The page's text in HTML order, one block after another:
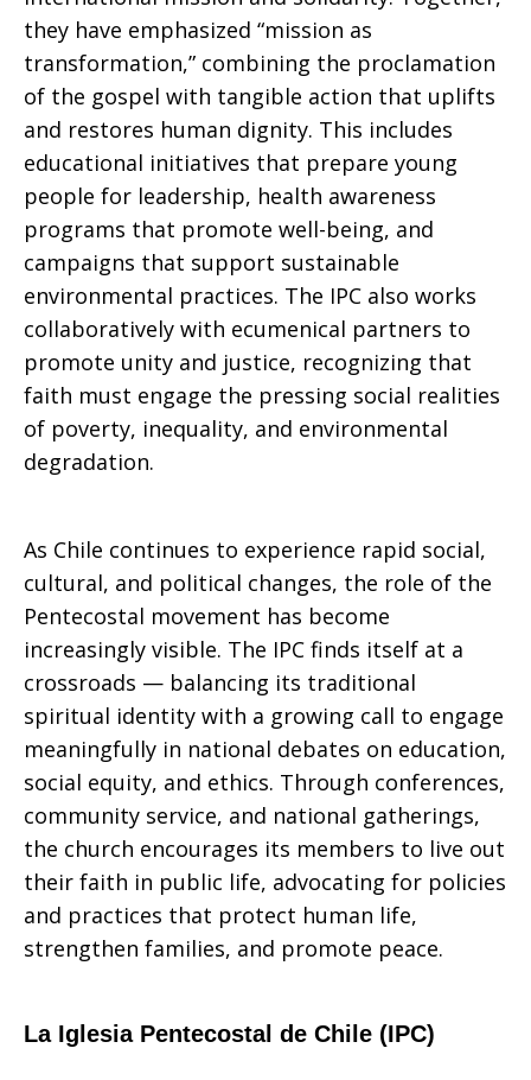
they have emphasized “mission as
transformation,” combining the proclamation
of the gospel with tangible action that uplifts
and restores human dignity. This includes
educational initiatives that prepare young
people for leadership, health awareness
programs that promote well-being, and
campaigns that support sustainable
environmental practices. The IPC also works
collaboratively with ecumenical partners to
promote unity and justice, recognizing that
faith must engage the pressing social realities
of poverty, inequality, and environmental
degradation.
As Chile continues to experience rapid social,
cultural, and political changes, the role of the
Pentecostal movement has become
increasingly visible. The IPC finds itself at a
crossroads — balancing its traditional
spiritual identity with a growing call to engage
meaningfully in national debates on education,
social equity, and ethics. Through conferences,
community service, and national gatherings,
the church encourages its members to live out
their faith in public life, advocating for policies
and practices that protect human life,
strengthen families, and promote peace.
La Iglesia Pentecostal de Chile (IPC)